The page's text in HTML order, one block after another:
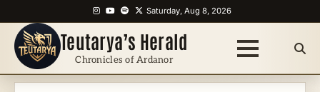
to
content
Instagram
YouTube
Spotify
XSaturday, Aug 8, 2026
Teutarya’s Herald
Chronicles of Ardanor